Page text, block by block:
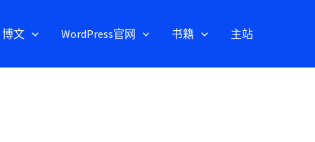
博文 WordPress官网 书籍 主站